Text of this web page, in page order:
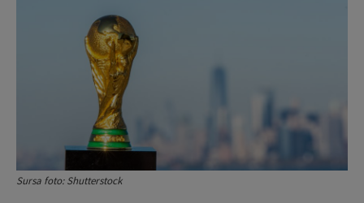
Sursa foto: Shutterstock